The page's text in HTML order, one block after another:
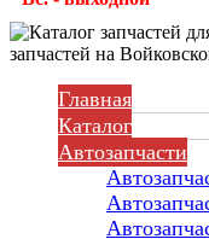
Главная
Каталог
Автозапчасти